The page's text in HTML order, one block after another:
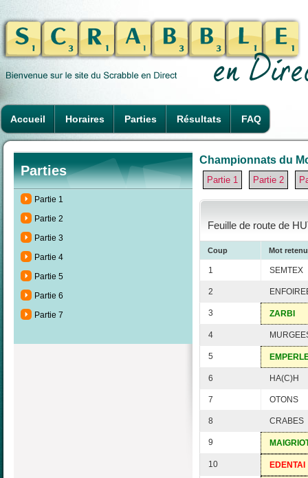
Accueil Horaires Parties Résultats FAQ
Parties
Partie 1
Partie 2
Partie 3
Partie 4
Partie 5
Partie 6
Partie 7
Championnats du
Partie 1 Partie 2
Feuille de route de
Coup Mot retenu
1 SEMTEX
2
3 ZARBI
4
5
6 HA(C)H
7 OTONS
8 CRABES
9
10 EDENTAI